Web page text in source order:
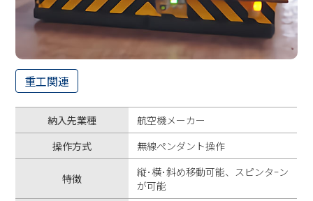
重工関連
納入先業種
航空機メーカー
操作方式
無線ペンダント操作
特徴
縦･横･斜め移動可能、スピンタｰン
が可能